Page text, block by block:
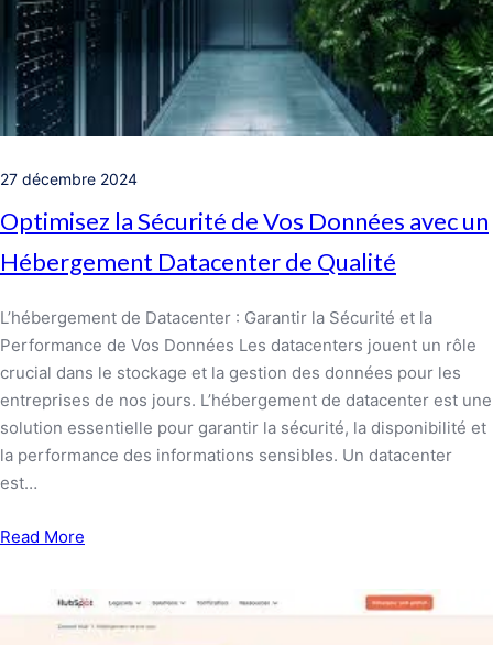
27 décembre 2024
Optimisez la Sécurité de Vos Données avec un
Hébergement Datacenter de Qualité
L’hébergement de Datacenter : Garantir la Sécurité et la
Performance de Vos Données Les datacenters jouent un rôle
crucial dans le stockage et la gestion des données pour les
entreprises de nos jours. L’hébergement de datacenter est une
solution essentielle pour garantir la sécurité, la disponibilité et
la performance des informations sensibles. Un datacenter
est…
Read More